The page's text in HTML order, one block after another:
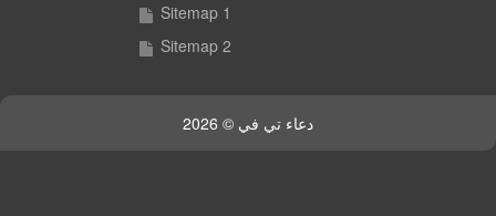
Sitemap 1
Sitemap 2
دعاء تي في © 2026